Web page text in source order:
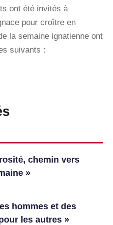
ont été invités à
pour croître en
la semaine ignatienne ont
suivants :
chemin vers
»
hommes et des
les autres »